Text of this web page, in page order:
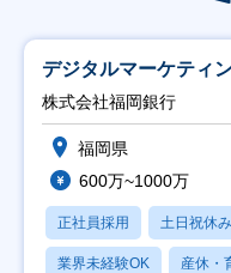
デジタルマーケティ
株式会社福岡銀行
福岡県
600万~1000万
正社員採用 土日祝休み
業界未経験OK 産休・